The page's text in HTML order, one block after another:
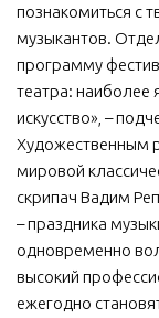
музей»
МБУ Парк
МБУК
ДК «Россия»
Афиша
Независимая
познакомиться с
музыкантов.
программу
театра: наиболее
искусство», –
Художественным
мировой
скрипач Вадим
– праздника
одновременно
высокий
ежегодно